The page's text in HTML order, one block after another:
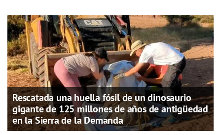
Rescatada una huella fósil de un dinosaurio
gigante de 125 millones de años de antigüedad
en la Sierra de la Demanda